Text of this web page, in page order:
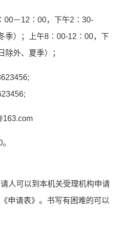
－12∶00，下午2∶30-
季）；上午8∶00-12∶00，下
外、夏季）；
人可以到本机关受理机构申请
申请表》。书写有困难的可以